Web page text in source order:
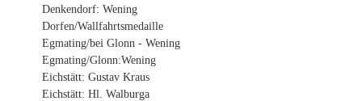
Denkendorf: Wening
Dorfen/Wallfahrtsmedaille
Egmating/bei Glonn - Wening
Egmating/Glonn:Wening
Eichstätt: Gustav Kraus
Eichstätt: Hl. Walburga